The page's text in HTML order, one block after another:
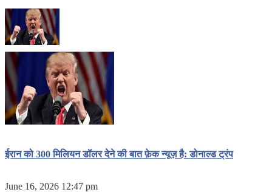
ईरान को 300 मिलियन डॉलर देने की बात फ़ेक न्यूज़ है: डोनाल्ड ट्रंप
June 16, 2026 12:47 pm